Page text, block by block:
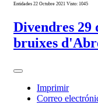
Entidades 22 Octubre 2021 Visto: 1045
Divendres 29
bruixes
Imprimir
Correo